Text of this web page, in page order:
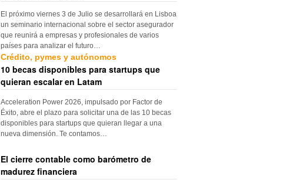
El próximo viernes 3 de Julio se desarrollará en Lisboa
un seminario internacional sobre el sector asegurador
que reunirá a empresas y profesionales de varios
países para analizar el futuro…
Crédito, pymes y autónomos
10 becas disponibles para startups que
quieran escalar en Latam
Acceleration Power 2026, impulsado por Factor de
Éxito, abre el plazo para solicitar una de las 10 becas
disponibles para startups que quieran llegar a una
nueva dimensión. Te contamos…
El cierre contable como barómetro de
madurez financiera